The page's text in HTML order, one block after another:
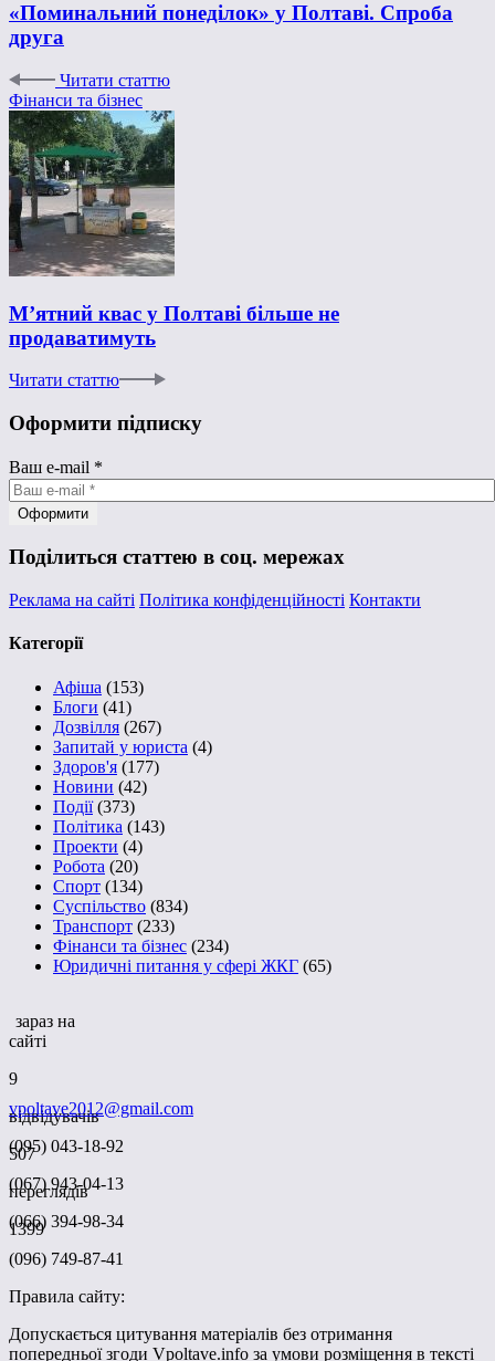
«Поминальний понеділок» у Полтаві. Спроба
друга
Читати статтю
Фінанси та бізнес
М’ятний квас у Полтаві більше не
продаватимуть
Читати статтю
Оформити підписку
Ваш e-mail *
Поділиться статтею в соц. мережах
Реклама на сайті Політика конфіденційності Контакти
Категорії
Афіша (153)
Блоги (41)
Дозвілля (267)
Запитай у юриста (4)
Здоров'я (177)
Новини (42)
Події(373)
Політика (143)
Проекти (4)
Робота (20)
Спорт (134)
Суспільство (834)
Транспорт (233)
Фінанси та бізнес (234)
Юридичні питання у сфері ЖКГ (65)
зараз на
сайті
9
відвідувачів
507
переглядів
1399
vpoltave2012@gmail.com
(095) 043-18-92
(067) 943-04-13
(066) 394-98-34
(096) 749-87-41
Правила сайту:
Допускається цитування матеріалів без отримання
попередньої згоди Vpoltave.info за умови розміщення в тексті